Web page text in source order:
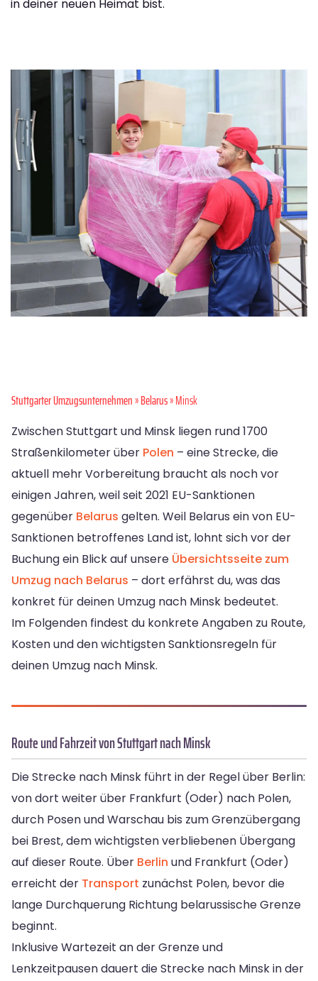
in deiner neuen Heimat bist.
Stuttgarter Umzugsunternehmen»Belarus» Minsk
Zwischen Stuttgart und Minsk liegen rund 1700
Straßenkilometer über Polen – eine Strecke, die
aktuell mehr Vorbereitung braucht als noch vor
einigen Jahren, weil seit 2021 EU-Sanktionen
gegenüber Belarus gelten. Weil Belarus ein von EU-
Sanktionen betroffenes Land ist, lohnt sich vor der
Buchung ein Blick auf unsere Übersichtsseite zum
Umzug nach Belarus – dort erfährst du, was das
konkret für deinen Umzug nach Minsk bedeutet.
Im Folgenden findest du konkrete Angaben zu Route,
Kosten und den wichtigsten Sanktionsregeln für
deinen Umzug nach Minsk.
Route und Fahrzeit von Stuttgart nach Minsk
Die Strecke nach Minsk führt in der Regel über Berlin:
von dort weiter über Frankfurt (Oder) nach Polen,
durch Posen und Warschau bis zum Grenzübergang
bei Brest, dem wichtigsten verbliebenen Übergang
auf dieser Route. Über Berlin und Frankfurt (Oder)
erreicht der Transport zunächst Polen, bevor die
lange Durchquerung Richtung belarussische Grenze
beginnt.
Inklusive Wartezeit an der Grenze und
Lenkzeitpausen dauert die Strecke nach Minsk in der